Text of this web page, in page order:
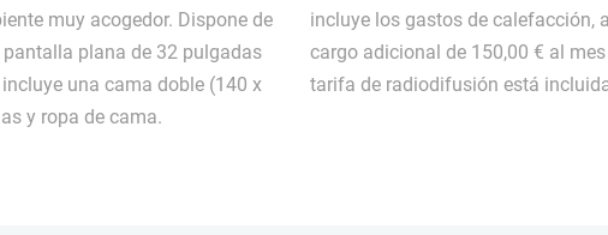
muy acogedor. Dispone de
plana de 32 pulgadas
una cama doble (140 x
y ropa de cama.
incluye los gastos de calefacción,
cargo adicional de 150,00 € al
tarifa de radiodifusión está